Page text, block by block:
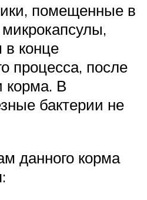
помещенные в
в конце
процесса, после
корма. В
бактерии не
данного корма